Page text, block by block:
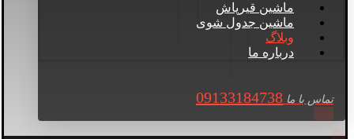
ماشین قیرپاش
ماشین جدول شوی
وبلاگ
درباره ما
تماس با ما 09133184738